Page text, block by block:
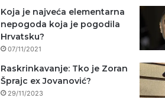
Koja je najveća elementarna
nepogoda koja je pogodila
Hrvatsku?
07/11/2021
Raskrinkavanje: Tko je Zoran
Šprajc ex Jovanović?
29/11/2023